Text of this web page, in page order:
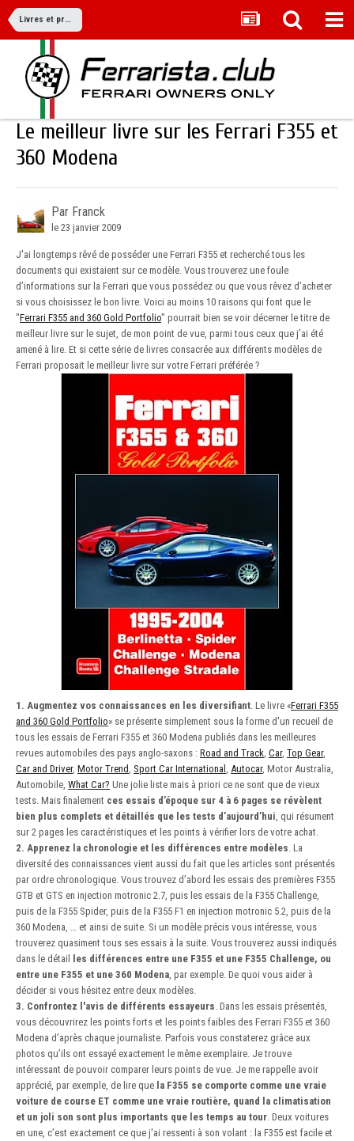
Livres et produits dérivés
Le meilleur livre sur les Ferrari F355 et
360 Modena
Par Franck
le 23 janvier 2009
J'ai longtemps rêvé de posséder une Ferrari F355 et recherché tous les
documents qui existaient sur ce modèle. Vous trouverez une foule
d’informations sur la Ferrari que vous possédez ou que vous rêvez d’acheter
si vous choisissez le bon livre. Voici au moins 10 raisons qui font que le
"Ferrari F355 and 360 Gold Portfolio" pourrait bien se voir décerner le titre de
meilleur livre sur le sujet, de mon point de vue, parmi tous ceux que j’ai été
amené à lire. Et si cette série de livres consacrée aux différents modèles de
Ferrari proposait le meilleur livre sur votre Ferrari préférée ?
1. Augmentez vos connaissances en les diversifiant . Le livre «Ferrari F355
and 360 Gold Portfolio» se présente simplement sous la forme d'un recueil de
tous les essais de Ferrari F355 et 360 Modena publiés dans les meilleures
revues automobiles des pays anglo-saxons : Road and Track Car, Top Gear,
Car and Driver, Motor Trend Sport Car International Autocar, Motor Australia,
Automobile, What Car? Une jolie liste mais à priori ce ne sont que de vieux
tests. Mais finalement ces essais d’époque sur 4 à 6 pages se révèlent
bien plus complets et détaillés que les tests d’aujourd’hui , qui résument
sur 2 pages les caractéristiques et les points à vérifier lors de votre achat.
2. Apprenez la chronologie et les différences entre modèles . La
diversité des connaissances vient aussi du fait que les articles sont présentés
par ordre chronologique. Vous trouvez d’abord les essais des premières F355
GTB et GTS en injection motronic 2.7, puis les essais de la F355 Challenge,
puis de la F355 Spider, puis de la F355 F1 en injection motronic 5.2, puis de la
360 Modena, … et ainsi de suite. Si un modèle précis vous intéresse, vous
trouverez quasiment tous ses essais à la suite. Vous trouverez aussi indiqués
dans le détail les différences entre une F355 et une F355 Challenge, ou
entre une F355 et une 360 Modena , par exemple. De quoi vous aider à
décider si vous hésitez entre deux modèles.
3. Confrontez l'avis de différents essayeurs . Dans les essais présentés,
vous découvrirez les points forts et les points faibles des Ferrari F355 et 360
Modena d’après chaque journaliste. Parfois vous constaterez grâce aux
photos qu’ils ont essayé exactement le même exemplaire. Je trouve
intéressant de pouvoir comparer leurs points de vue. Je me rappelle avoir
apprécié, par exemple, de lire que la F355 se comporte comme une vraie
voiture de course ET comme une vraie routière, quand la climatisation
et un joli son sont plus importants que les temps au tour . Deux voitures
en une, c’est exactement ce que j'ai ressenti à son volant : la F355 est facile et